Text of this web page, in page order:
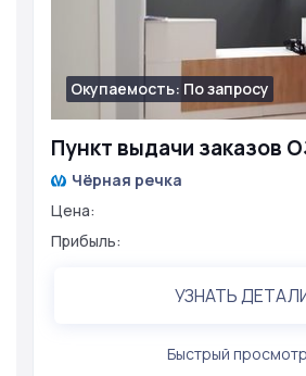
Пункт выдачи заказов
Окупаемость: По запросу
Чёрная речка
Цена:
Прибыль:
УЗНАТЬ
Быстрый просмотр